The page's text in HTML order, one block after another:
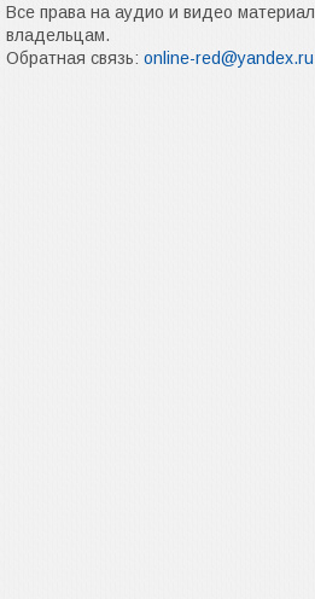
Все права на аудио и видео
владельцам.
Обратная связь: online-red@yandex.ru